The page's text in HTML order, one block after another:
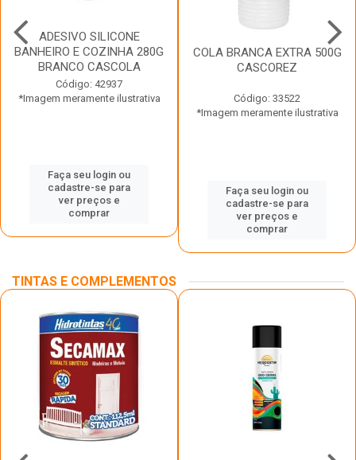
ADESIVO SILICONE
BANHEIRO E COZINHA 280G
BRANCO CASCOLA
Código: 42937
*Imagem meramente ilustrativa
Faça seu login ou
cadastre-se para
ver preços e
comprar
COLA BRANCA EXTRA 500G
CASCOREZ
Código: 33522
*Imagem meramente ilustrativa
Faça seu login ou
cadastre-se para
ver preços e
comprar
TINTAS E COMPLEMENTOS